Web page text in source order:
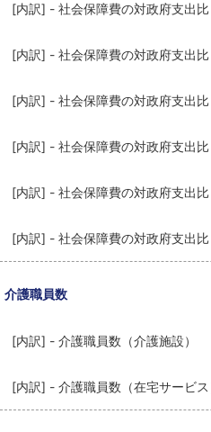
[内訳] - 社会保障費の対政府支出比
[内訳] - 社会保障費の対政府支出比
[内訳] - 社会保障費の対政府支出比
[内訳] - 社会保障費の対政府支出比
[内訳] - 社会保障費の対政府支出比
[内訳] - 社会保障費の対政府支出比
介護職員数
[内訳] - 介護職員数（介護施設）
[内訳] - 介護職員数（在宅サービス